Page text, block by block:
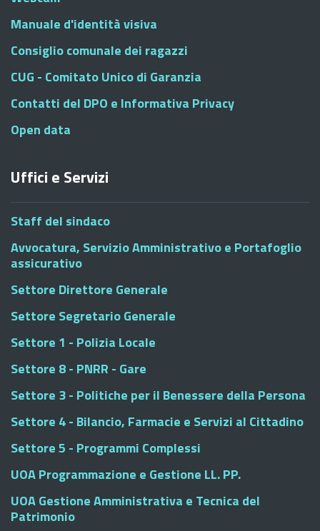
Manuale d'identità visiva
Consiglio comunale dei ragazzi
CUG - Comitato Unico di Garanzia
Contatti del DPO e Informativa Privacy
Open data
Uffici e Servizi
Staff del sindaco
Avvocatura, Servizio Amministrativo e Portafoglio
assicurativo
Settore Direttore Generale
Settore Segretario Generale
Settore 1 - Polizia Locale
Settore 8 - PNRR - Gare
Settore 3 - Politiche per il Benessere della Persona
Settore 4 - Bilancio, Farmacie e Servizi al Cittadino
Settore 5 - Programmi Complessi
UOA Programmazione e Gestione LL. PP.
UOA Gestione Amministrativa e Tecnica del
Patrimonio